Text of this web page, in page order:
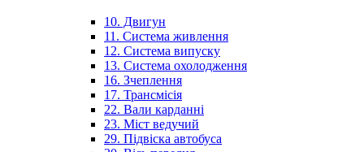
10. Двигун
11. Система живлення
12. Система випуску
13. Система охолодження
16. Зчеплення
17. Трансмісія
22. Вали карданні
23. Міст ведучий
29. Підвіска автобуса